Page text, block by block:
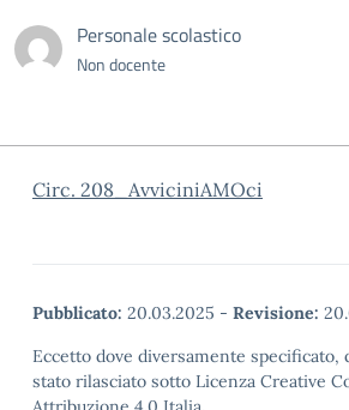
Personale scolastico
Non docente
Circ. 208_AvviciniAMOci
Pubblicato: 20.03.2025 - Revisione:
Eccetto dove diversamente specificato,
stato rilasciato sotto Licenza Creative